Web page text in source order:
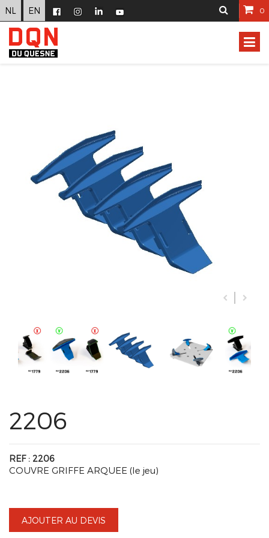
NL EN 0
2206
REF : 2206
COUVRE GRIFFE ARQUEE (le jeu)
AJOUTER AU DEVIS